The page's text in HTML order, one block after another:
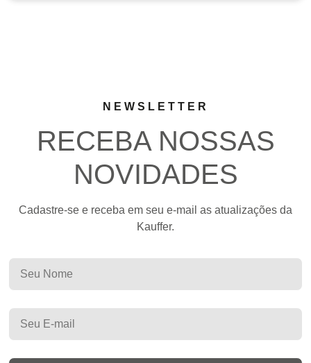
NEWSLETTER
RECEBA NOSSAS
NOVIDADES
Cadastre-se e receba em seu e-mail as atualizações da
Kauffer.